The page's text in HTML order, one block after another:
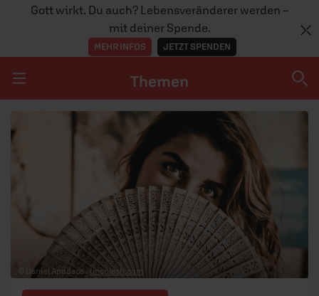
Gott wirkt. Du auch? Lebensveränderer werden –
mit deiner Spende.
MEHR INFOS JETZT SPENDEN
Navigation überspringen
Themen
Themen
DOSSIERS
GLAUBE
MENSCHEN
GESELLSCHAFT
© Daniel Apodaca / unsplash.com